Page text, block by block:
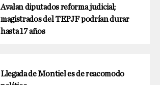
Avalan diputados reforma judicial;
magistrados del TEPJF podrían durar
hasta 17 años
Llegada de Montiel es de reacomodo